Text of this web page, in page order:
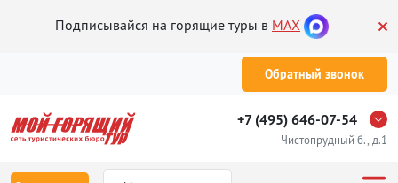
Подписывайся на горящие туры в MAX
Обратный звонок
+7 (495) 646-07-54
Чистопрудный б., д.1